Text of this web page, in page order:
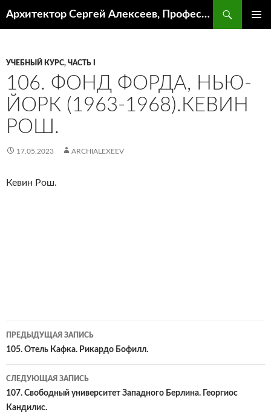
Архитектор Сергей Алексеев, Профессор кафедры ИА и АР ААИ ЮФУ
УЧЕБНЫЙ КУРС, ЧАСТЬ I
106. ФОНД ФОРДА, НЬЮ-
ЙОРК (1963-1968).КЕВИН
РОШ.
17.05.2023 ARCHIALEXEEV
Кевин Рош.
Навигация
по
записям
ПРЕДЫДУЩАЯ ЗАПИСЬ
105. Отель Кафка. Рикардо Бофилл.
СЛЕДУЮЩАЯ ЗАПИСЬ
107. Свободный университет Западного Берлина. Георгиос
Кандилис.